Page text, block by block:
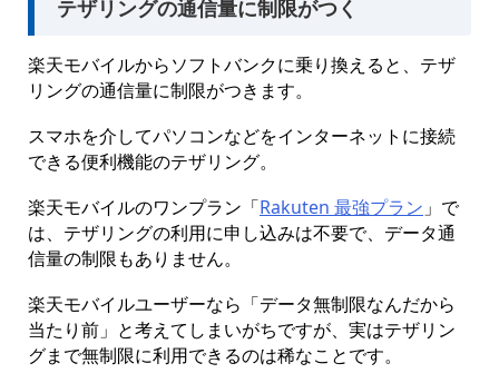
テザリングの通信量に制限がつく
楽天モバイルからソフトバンクに乗り換えると、テザ
リングの通信量に制限がつきます。
スマホを介してパソコンなどをインターネットに接続
できる便利機能のテザリング。
楽天モバイルのワンプラン「Rakuten 最強プラン 」で
は、テザリングの利用に申し込みは不要で、データ通
信量の制限もありません。
楽天モバイルユーザーなら「データ無制限なんだから
当たり前」と考えてしまいがちですが、実はテザリン
グまで無制限に利用できるのは稀なことです。